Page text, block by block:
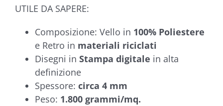
UTILE DA SAPERE:
Composizione: Vello in 100% Poliestere
e Retro in materiali riciclati
Disegni in Stampa digitale in alta
definizione
Spessore: circa 4 mm
Peso: 1.800 grammi/mq.